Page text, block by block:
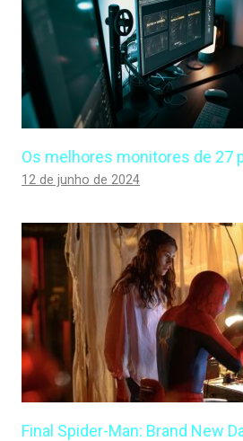
Os melhores monitores de 27
12 de junho de 2024
Final Spider-Man: Brand New